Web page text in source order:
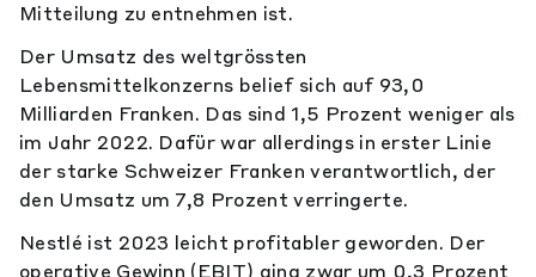
Mitteilung zu entnehmen ist.
Der Umsatz des weltgrössten
Lebensmittelkonzerns belief sich auf 93,0
Milliarden Franken. Das sind 1,5 Prozent weniger als
im Jahr 2022. Dafür war allerdings in erster Linie
der starke Schweizer Franken verantwortlich, der
den Umsatz um 7,8 Prozent verringerte.
Nestlé ist 2023 leicht profitabler geworden. Der
operative Gewinn (EBIT) ging zwar um 0,3 Prozent